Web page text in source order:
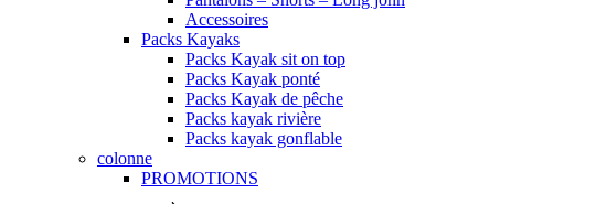
Accessoires
Packs Kayaks
Packs Kayak sit on top
Packs Kayak ponté
Packs Kayak de pêche
Packs kayak rivière
Packs kayak gonflable
colonne
PROMOTIONS